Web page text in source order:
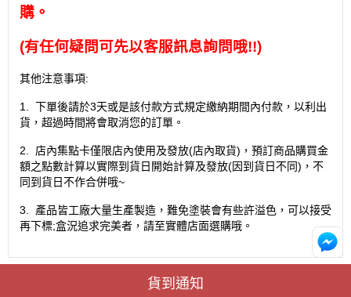
購。
(有任何疑問可先以客服訊息詢問哦!!)
其他注意事項:
1. 下單後請於3天或是該付款方式規定繳納期間內付款，以利出
貨，超過時間將會取消您的訂單。
2. 店內集點卡僅限店內使用及發放(店內取貨) ，預訂商品購買金
額之點數計算以實際到貨日開始計算及發放(因到貨日不同) ，不
同到貨日不作合併哦~
3. 產品皆工廠大量生產製造，難免塗裝會有些許溢色，可以接受
再下標;盒況追求完美者，請至實體店面選購哦。
貨到通知